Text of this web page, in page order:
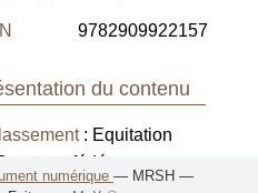
9782909922157
du contenu
: Equitation
fédéraux
numérique — MRSH —